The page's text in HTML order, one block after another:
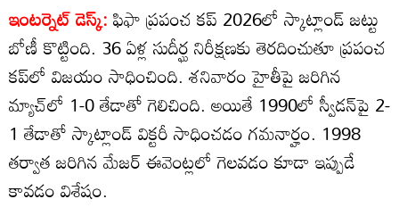
ఇంటర్నెట్ డెస్క్:ఫిఫా ప్రపంచ కప్ 2026లో స్కాట్లాండ్ జట్టు
బోణీ కొట్టింది. 36 ఏళ్ల సుదీర్ఘ నిరీక్షణకు తెరదించుతూ ప్రపంచ
కప్‌లో విజయం సాధించింది. శనివారం హైతీపై జరిగిన
మ్యాచ్‌లో 1-0 తేడాతో గెలిచింది. అయితే 1990లో స్వీడన్‌పై 2-
1 తేడాతో స్కాట్లాండ్ విక్టరీ సాధించడం గమనార్హం. 1998
తర్వాత జరిగిన మేజర్ ఈవెంట్లలో గెలవడం కూడా ఇప్పుడే
కావడం విశేషం.